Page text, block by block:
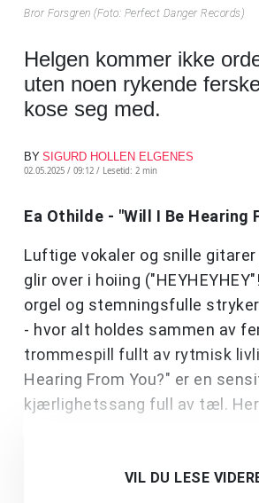
Bror Forsgren (Foto: Perfect Danger Records)
Helgen kommer ikke
uten noen rykende
kose seg med.
BY SIGURD HOLLEN ELGENES
02.05.2025 / 09:12 / Lesetid: 2 min
Ea Othilde - "Will I Be Hearing
Luftige vokaler og snille gitarer
glir over i hoiing
orgel og stemningsfulle
- hvor alt holdes sammen av
trommespill fullt av rytmisk
Hearing From You?" er en
kjærlighetssang full av tæl. Her
VIL DU LESE